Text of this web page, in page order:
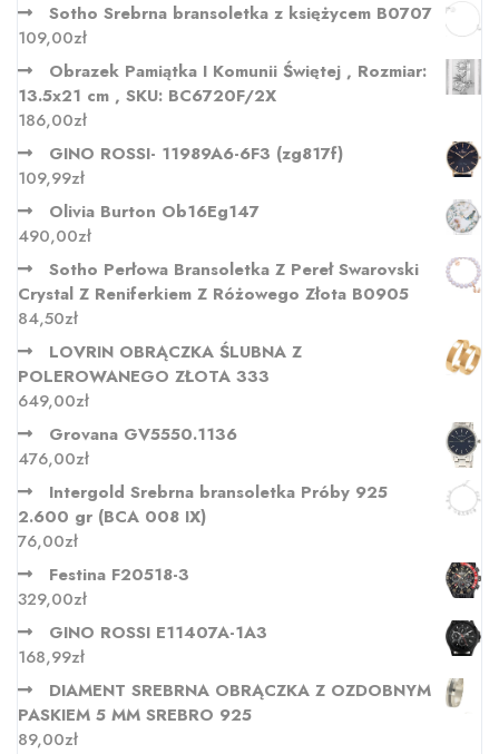
Sotho Srebrna bransoletka z księżycem B0707
109,00zł
Obrazek Pamiątka I Komunii Świętej , Rozmiar:
13.5x21 cm , SKU: BC6720F/2X
186,00zł
GINO ROSSI- 11989A6-6F3 (zg817f)
109,99zł
Olivia Burton Ob16Eg147
490,00zł
Sotho Perłowa Bransoletka Z Pereł Swarovski
Crystal Z Reniferkiem Z Różowego Złota B0905
84,50zł
LOVRIN OBRĄCZKA ŚLUBNA Z
POLEROWANEGO ZŁOTA 333
649,00zł
Grovana GV5550.1136
476,00zł
Intergold Srebrna bransoletka Próby 925
2.600 gr (BCA 008 IX)
76,00zł
Festina F20518-3
329,00zł
GINO ROSSI E11407A-1A3
168,99zł
DIAMENT SREBRNA OBRĄCZKA Z OZDOBNYM
PASKIEM 5 MM SREBRO 925
89,00zł